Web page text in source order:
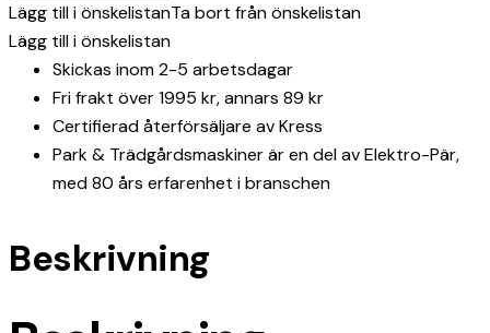
Lägg till i önskelistanTa bort från önskelistan
Lägg till i önskelistan
Skickas inom 2-5 arbetsdagar
Fri frakt över 1995 kr, annars 89 kr
Certifierad återförsäljare av Kress
Park & Trädgårdsmaskiner är en del av Elektro-Pär,
med 80 års erfarenhet i branschen
Beskrivning